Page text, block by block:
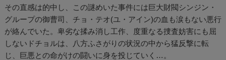
その直感は的中し、この謎めいた事件には巨大財閥シンジン・
グループの御曹司、チョ・テオ(ユ・アイン)の血も涙もない悪行
が絡んでいた。卑劣な揉み消し工作、度重なる捜査妨害にも屈
しないドチョルは、八方ふさがりの状況の中から猛反撃に転
じ、巨悪との命がけの闘いに身を投じていく…。